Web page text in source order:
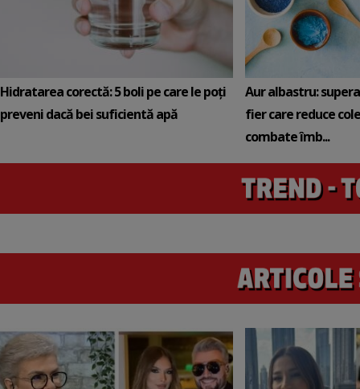
Hidratarea corectă: 5 boli pe care le poți
preveni dacă bei suficientă apă
Aur albastru:
fier care reduce
combate îmb...